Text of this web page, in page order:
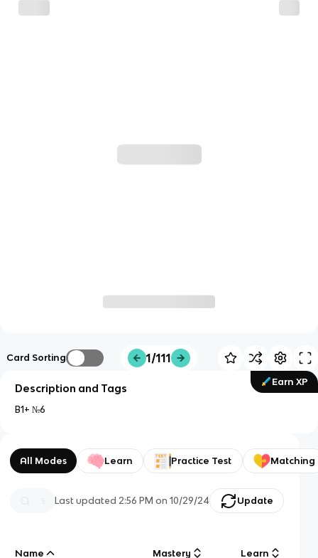
Card Sorting 1/111
Earn XP
Description and Tags
B1+ №6
All Modes Learn Practice Test Matching
Last updated2:56 PM on 10/29/24 Update
Name Mastery Learn